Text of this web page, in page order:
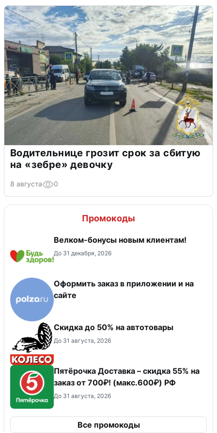
Водительнице грозит срок за сбитую
на «зебре» девочку
8 августа 0
Промокоды
Велком-бонусы новым клиентам!
До 31 декабря, 2026
Оформить заказ в приложении и на
сайте
Скидка до 50% на автотовары
До 31 августа, 2026
Пятёрочка Доставка – скидка 55% на
заказ от 700₽! (макс.600₽) РФ
До 31 августа, 2026
Все промокоды